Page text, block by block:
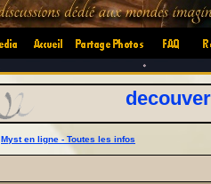
•
Myst en ligne - Toutes les infos